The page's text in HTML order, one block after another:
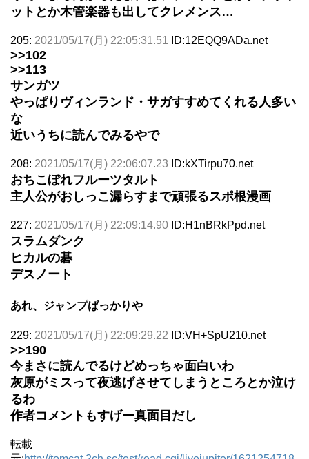
ットとか木管楽器も出してクレメンス…
205: 2021/05/17(月) 22:05:31.51 ID:12EQQ9ADa.net
>>102
>>113
サンガツ
やっぱりヴィンランド・サガすすめてくれる人多い
な
近いうちに読んでみるやで
208: 2021/05/17(月) 22:06:07.23 ID:kXTirpu70.net
おちこぼれフルーツタルト
主人公がおしっこ漏らすまで頑張るスポ根漫画
227: 2021/05/17(月) 22:09:14.90 ID:H1nBRkPpd.net
スラムダンク
ヒカルの碁
デスノート
あれ、ジャンプばっかりや
229: 2021/05/17(月) 22:09:29.22 ID:VH+SpU210.net
>>190
今まさに読んでるけどめっちゃ面白いわ
灰原がミスって夜逃げさせてしまうところとか泣け
るわ
作者コメントもすげー真面目だし
転載